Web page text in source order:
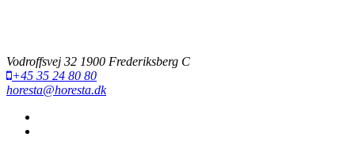
Vodroffsvej 32 1900 Frederiksberg C
+45 35 24 80 80
horesta@horesta.dk